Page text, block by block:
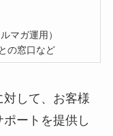
マガ運用）
の窓口など
して、お客様
ートを提供し